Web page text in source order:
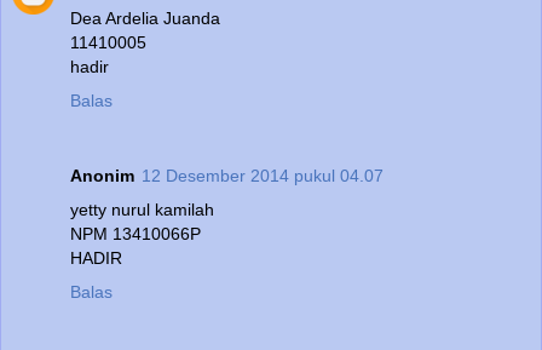
Dea Ardelia Juanda
11410005
hadir
Balas
Anonim 12 Desember 2014 pukul 04.07
yetty nurul kamilah
NPM 13410066P
HADIR
Balas